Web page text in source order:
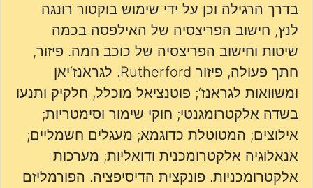
בדרך הרגילה וכן על ידי שימוש בוקטור רונגה
לנץ, חישוב הפריצסיה של האילפסה בכמה
שיטות וחישוב הפריצסיה של כוכב חמה. פיזור,
חתך פעולה, פיזור Rutherford. לגראנז‘יאן
ומשוואות לגראנז‘; פוטנציאל מוכלל, חלקיק ותנעו
בשדה אלקטרומגנטי; חוקי שימור וסימטריות;
אילוצים; המטוטלת כדוגמא; מעגלים חשמליים;
אנאלוגיה אלקטרומכנית ודואליות; מערכות
אלקטרומכניות. פונקצית הדיסיפציה. הפורמליזם